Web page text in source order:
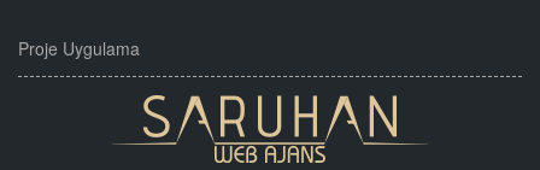
Proje Uygulama